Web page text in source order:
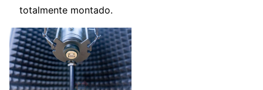
totalmente montado.